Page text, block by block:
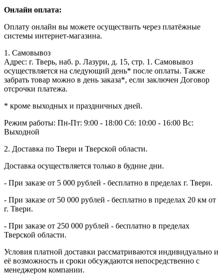
Онлайн оплата:
Оплату онлайн вы можете осуществить через платёжные
системы интернет-магазина.
1. Самовывоз
Адрес: г. Тверь, наб. р. Лазури, д. 15, стр. 1. Самовывоз
осуществляется на следующий день* после оплаты. Также
забрать товар можно в день заказа*, если заключен Договор
отсрочки платежа.
* кроме выходных и праздничных дней.
Режим работы: Пн-Пт: 9:00 - 18:00 Сб: 10:00 - 16:00 Вс:
Выходной
2. Доставка по Твери и Тверской области.
Доставка осуществляется только в будние дни.
- При заказе от 5 000 рублей - бесплатно в пределах г. Твери.
- При заказе от 50 000 рублей - бесплатно в пределах 20 км от
г. Твери.
- При заказе от 250 000 рублей - бесплатно в пределах
Тверской области.
Условия платной доставки рассматриваются индивидуально и
её возможность и сроки обсуждаются непосредственно с
менеджером компании.